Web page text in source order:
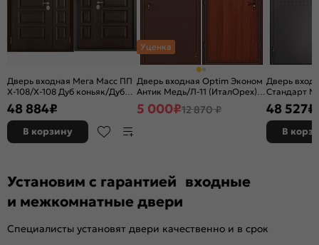
Дверь входная Мега Масс ПП
X-108/X-108 Дуб коньяк/Дуб
коньяк, 2 замка, с ночной
задвижкой
48 884₽
В корзину
Уценка
Дверь входная Optim Эконом
Антик Медь/Л-11 (ИталОрех), 1
замок
5 000₽12 870 ₽
Дверь
Стандарт
букле/Орех
с ночной
48 527₽
В
Установим с гарантией входные
и межкомнатные двери
Специалисты установят двери качественно и в срок